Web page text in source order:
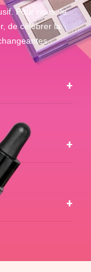
Pour nous, le
de célébrer la